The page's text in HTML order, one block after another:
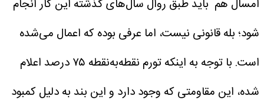
امسال هم باید طبق روال سال‌های گذشته این کار انجام
شود؛ بله قانونی نیست، اما عرفی بوده که اعمال می‌شده
است. با توجه به اینکه تورم نقطه‌به‌نقطه ۷۵ درصد اعلام
شده، این مقاومتی که وجود دارد و این بند به دلیل کمبود